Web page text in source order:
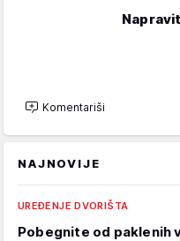
Komentariši
NAJNOVIJE
UREĐENJE DVORIŠTA
Pobegnite od paklenih